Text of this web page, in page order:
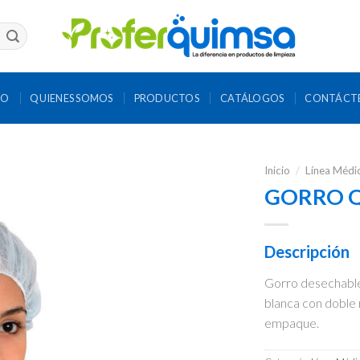
QUIENES SOMOS PRODUCTOS CATÁLOGOS
Inicio / Línea
GORRO
Descripción
Gorro
blanca con
empaque.